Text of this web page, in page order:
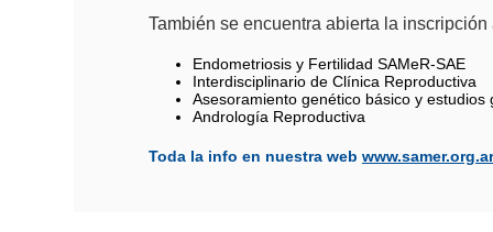
También se encuentra abierta la
Endometriosis y Fertilidad SAMeR-SAE
Interdisciplinario de Clínica Reproductiva
Asesoramiento genético básico y
Andrología Reproductiva
Toda la info en nuestra web www.samer.org.ar